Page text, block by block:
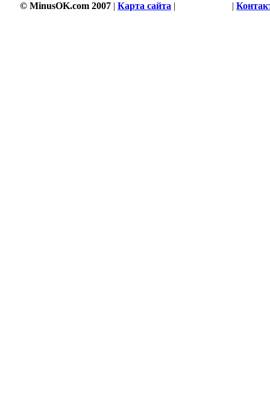
© MinusOK.com 2007 | Карта сайта | |